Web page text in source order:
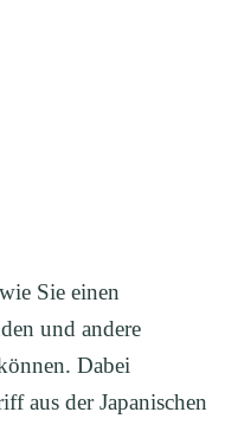
Sie einen
und andere
Dabei
aus der Japanischen